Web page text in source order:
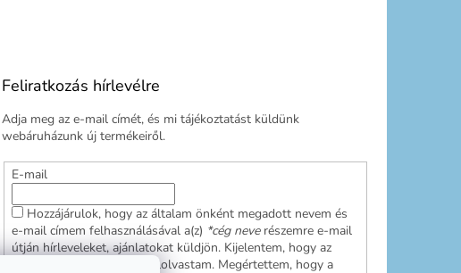
Feliratkozás hírlevélre
Adja meg az e-mail címét, és mi tájékoztatást küldünk
webáruházunk új termékeiről.
E-mail
Hozzájárulok, hogy az általam önként megadott nevem és
e-mail címem felhasználásával a(z) *cég neverészemre e-mail
útján hírleveleket, ajánlatokat küldjön. Kijelentem, hogy az
elolvastam. Megértettem, hogy a